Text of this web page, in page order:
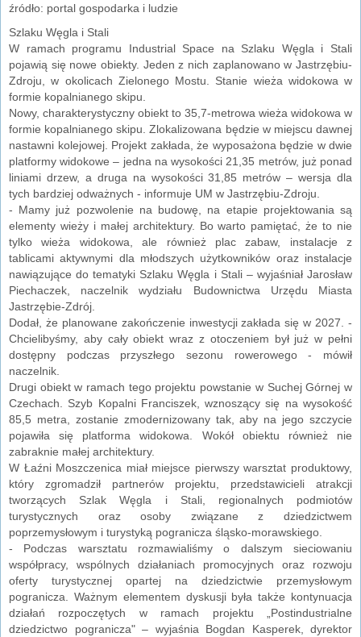
źródło: portal gospodarka i ludzie
Szlaku Węgla i Stali
W ramach programu Industrial Space na Szlaku Węgla i Stali
pojawią się nowe obiekty. Jeden z nich zaplanowano w Jastrzębiu-
Zdroju, w okolicach Zielonego Mostu. Stanie wieża widokowa w
formie kopalnianego skipu.
Nowy, charakterystyczny obiekt to 35,7-metrowa wieża widokowa w
formie kopalnianego skipu. Zlokalizowana będzie w miejscu dawnej
nastawni kolejowej. Projekt zakłada, że wyposażona będzie w dwie
platformy widokowe – jedna na wysokości 21,35 metrów, już ponad
liniami drzew, a druga na wysokości 31,85 metrów – wersja dla
tych bardziej odważnych - informuje UM w Jastrzębiu-Zdroju.
- Mamy już pozwolenie na budowę, na etapie projektowania są
elementy wieży i małej architektury. Bo warto pamiętać, że to nie
tylko wieża widokowa, ale również plac zabaw, instalacje z
tablicami aktywnymi dla młodszych użytkowników oraz instalacje
nawiązujące do tematyki Szlaku Węgla i Stali – wyjaśniał Jarosław
Piechaczek, naczelnik wydziału Budownictwa Urzędu Miasta
Jastrzębie-Zdrój.
Dodał, że planowane zakończenie inwestycji zakłada się w 2027. -
Chcielibyśmy, aby cały obiekt wraz z otoczeniem był już w pełni
dostępny podczas przyszłego sezonu rowerowego - mówił
naczelnik.
Drugi obiekt w ramach tego projektu powstanie w Suchej Górnej w
Czechach. Szyb Kopalni Franciszek, wznoszący się na wysokość
85,5 metra, zostanie zmodernizowany tak, aby na jego szczycie
pojawiła się platforma widokowa. Wokół obiektu również nie
zabraknie małej architektury.
W Łaźni Moszczenica miał miejsce pierwszy warsztat produktowy,
który zgromadził partnerów projektu, przedstawicieli atrakcji
tworzących Szlak Węgla i Stali, regionalnych podmiotów
turystycznych oraz osoby związane z dziedzictwem
poprzemysłowym i turystyką pogranicza śląsko-morawskiego.
- Podczas warsztatu rozmawialiśmy o dalszym sieciowaniu
współpracy, wspólnych działaniach promocyjnych oraz rozwoju
oferty turystycznej opartej na dziedzictwie przemysłowym
pogranicza. Ważnym elementem dyskusji była także kontynuacja
działań rozpoczętych w ramach projektu „Postindustrialne
dziedzictwo pogranicza" – wyjaśnia Bogdan Kasperek, dyrektor